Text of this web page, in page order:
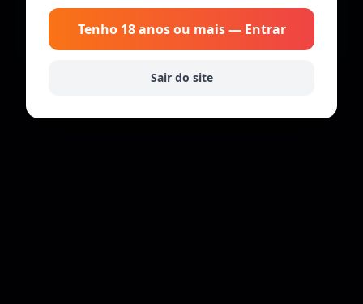
Tenho 18 anos ou mais — Entrar
Sair do site